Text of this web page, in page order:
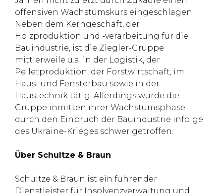
offensiven Wachstumskurs eingeschlagen.
Neben dem Kerngeschäft, der
Holzproduktion und -verarbeitung für die
Bauindustrie, ist die Ziegler-Gruppe
mittlerweile u.a. in der Logistik, der
Pelletproduktion, der Forstwirtschaft, im
Haus- und Fensterbau sowie in der
Haustechnik tätig. Allerdings wurde die
Gruppe inmitten ihrer Wachstumsphase
durch den Einbruch der Bauindustrie infolge
des Ukraine-Krieges schwer getroffen.
Über Schultze & Braun
Schultze & Braun ist ein führender
Dienstleister für Insolvenzverwaltung und